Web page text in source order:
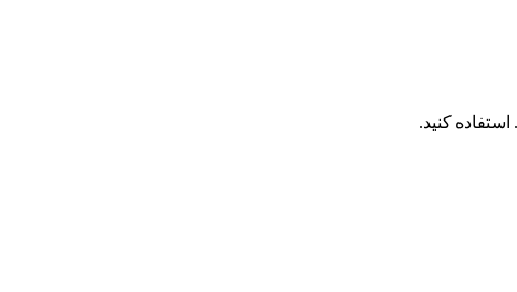
کنید.